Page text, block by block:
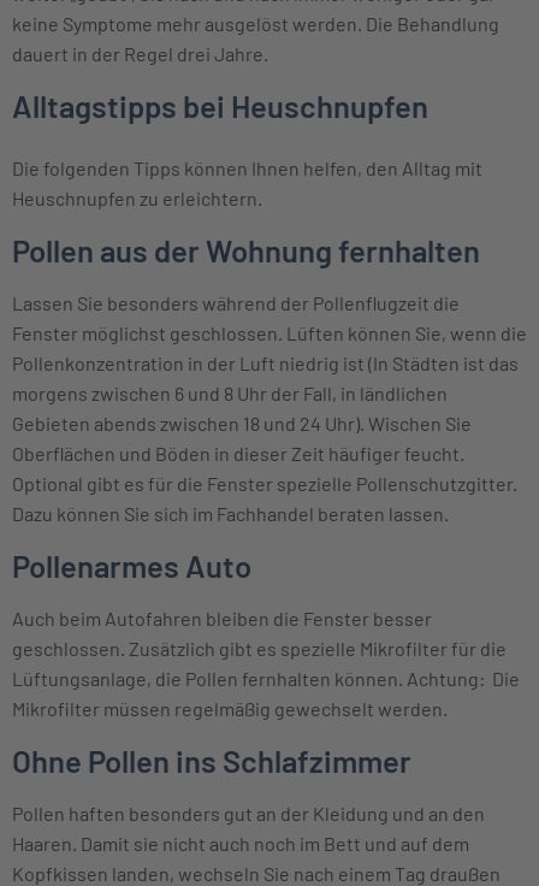
keine Symptome mehr ausgelöst werden. Die Behandlung
dauert in der Regel drei Jahre.
Alltagstipps bei Heuschnupfen
Die folgenden Tipps können Ihnen helfen, den Alltag mit
Heuschnupfen zu erleichtern.
Pollen aus der Wohnung fernhalten
Lassen Sie besonders während der Pollenflugzeit die
Fenster möglichst geschlossen. Lüften können Sie, wenn die
Pollenkonzentration in der Luft niedrig ist (In Städten ist das
morgens zwischen 6 und 8 Uhr der Fall, in ländlichen
Gebieten abends zwischen 18 und 24 Uhr). Wischen Sie
Oberflächen und Böden in dieser Zeit häufiger feucht.
Optional gibt es für die Fenster spezielle Pollenschutzgitter.
Dazu können Sie sich im Fachhandel beraten lassen.
Pollenarmes Auto
Auch beim Autofahren bleiben die Fenster besser
geschlossen. Zusätzlich gibt es spezielle Mikrofilter für die
Lüftungsanlage, die Pollen fernhalten können. Achtung: Die
Mikrofilter müssen regelmäßig gewechselt werden.
Ohne Pollen ins Schlafzimmer
Pollen haften besonders gut an der Kleidung und an den
Haaren. Damit sie nicht auch noch im Bett und auf dem
Kopfkissen landen, wechseln Sie nach einem Tag draußen